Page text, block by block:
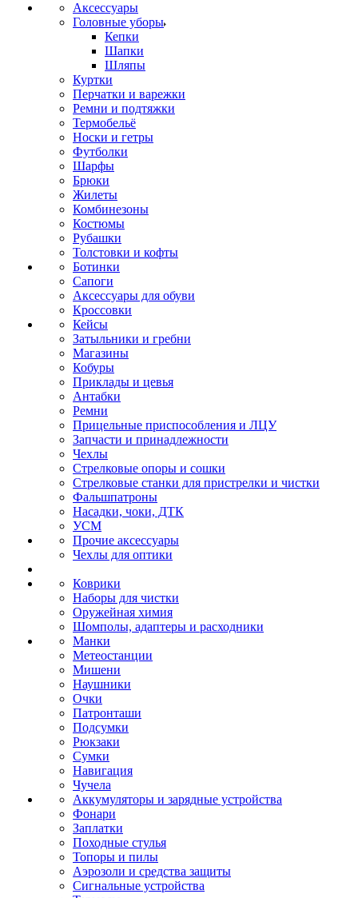
Аксессуары
Головные уборы
Кепки
Шапки
Шляпы
Куртки
Перчатки и варежки
Ремни и подтяжки
Термобельё
Носки и гетры
Футболки
Шарфы
Брюки
Жилеты
Комбинезоны
Костюмы
Рубашки
Толстовки и кофты
Ботинки
Сапоги
Аксессуары для обуви
Кроссовки
Кейсы
Затыльники и гребни
Магазины
Кобуры
Приклады и цевья
Антабки
Ремни
Прицельные приспособления и ЛЦУ
Запчасти и принадлежности
Чехлы
Стрелковые опоры и сошки
Стрелковые станки для пристрелки и чистки
Фальшпатроны
Насадки, чоки, ДТК
УСМ
Прочие аксессуары
Чехлы для оптики
Коврики
Наборы для чистки
Оружейная химия
Шомполы, адаптеры и расходники
Манки
Метеостанции
Мишени
Наушники
Очки
Патронташи
Подсумки
Рюкзаки
Сумки
Навигация
Чучела
Аккумуляторы и зарядные устройства
Фонари
Заплатки
Походные стулья
Топоры и пилы
Аэрозоли и средства защиты
Сигнальные устройства